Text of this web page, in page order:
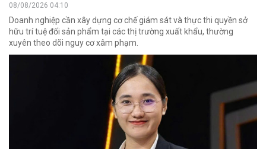
08/08/2026 04:10
Doanh nghiệp cần xây dựng cơ chế giám sát và thực thi quyền sở
hữu trí tuệ đối sản phẩm tại các thị trường xuất khẩu, thường
xuyên theo dõi nguy cơ xâm phạm.